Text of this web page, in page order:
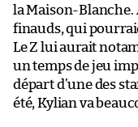
la Maison-Blanche.
finauds, qui
Le Z lui aurait
un temps de jeu
départ d’une des
été, Kylian va